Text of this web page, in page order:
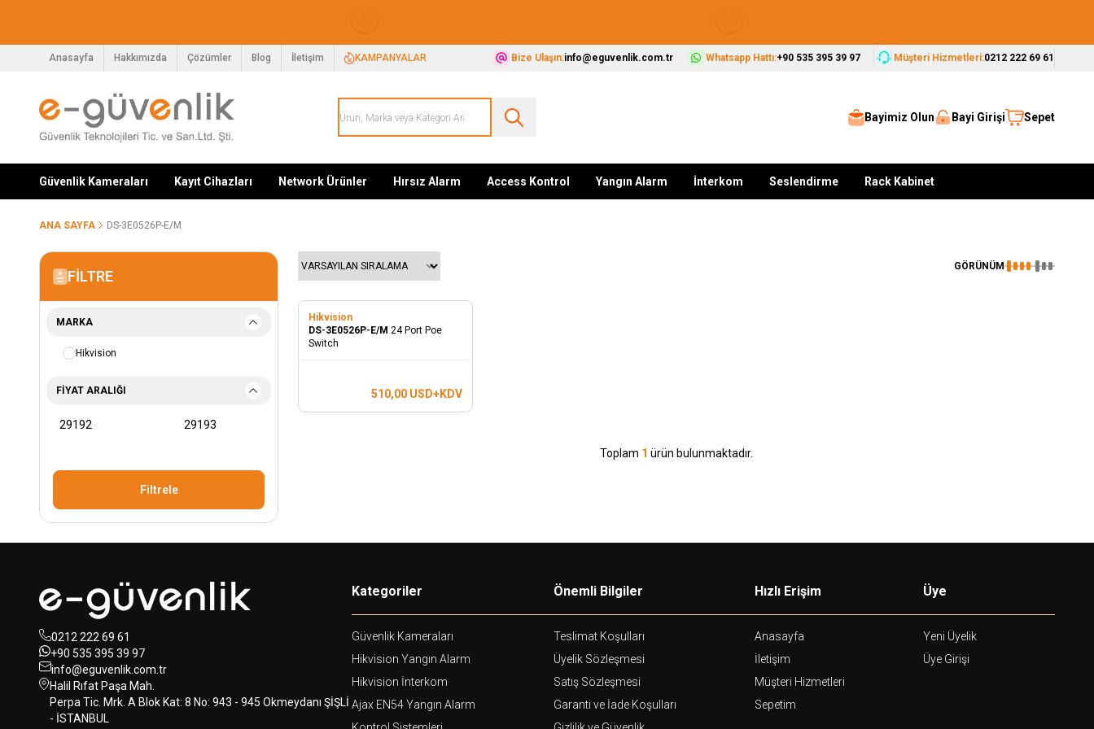
Anasayfa Hakkımızda Çözümler Blog İletişim KAMPANYALAR Bize Ulaşın:info@eguvenlik.com.tr Whatsapp Hattı:+90 535 395 39 97 Müşteri Hizmetleri:0212 222 69 61
Bayimiz Olun Bayi Girişi Sepet
Güvenlik Kameraları Kayıt Cihazları Network Ürünler Hırsız Alarm Access Kontrol Yangın Alarm İnterkom Seslendirme Rack Kabinet
ANA SAYFA DS-3E0526P-E/M
FILTRE
MARKA
Hikvision
FIYAT ARALIĞI
Filtrele
GÖRÜNÜM
Hikvision
DS-3E0526P-E/M 24 Port Poe
Switch
510,00USD+KDV
Toplam 1 ürün bulunmaktadır.
0212 222 69 61
+90 535 395 39 97
info@eguvenlik.com.tr
Halil Rıfat Paşa Mah.
Perpa Tic. Mrk. A Blok Kat: 8 No: 943 - 945 Okmeydanı ŞİŞLİ
- İSTANBUL
Kategoriler
Güvenlik Kameraları
Hikvision Yangın Alarm
Hikvision İnterkom
Ajax EN54 Yangın Alarm
Önemli Bilgiler
Teslimat Koşulları
Üyelik Sözleşmesi
Satış Sözleşmesi
Garanti ve İade Koşulları
Hızlı Erişim
Anasayfa
İletişim
Müşteri Hizmetleri
Sepetim
Üye
Yeni Üyelik
Üye Girişi